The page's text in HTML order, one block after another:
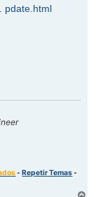
pdate.html
-Repetir Temas-